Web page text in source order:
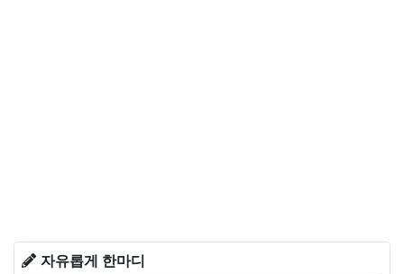
자유롭게 한마디